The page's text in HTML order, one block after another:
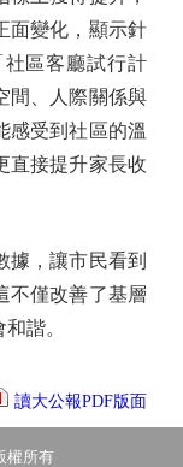
面變化，顯示針
區客廳試行計
間、人際關係與
感受到社區的溫
直接提升家長收
，讓市民看到
不僅改善了基層
諧。
讀大公報PDF版面
權所有